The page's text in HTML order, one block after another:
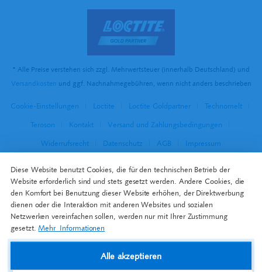
* Alle Preise verstehen sich zzgl. Mehrwertsteuer (innerhalb Deutschland) und
Versandkosten und ggf. Nachnahmegebühren, wenn nicht anders beschrieben
Cookie-Einstellungen Loctite Loctite Goldpartner
Technomelt
Teroson
Kontakt
Versand und Zahlungsbedingungen
Widerrufsrecht
Datenschutz AGB Impressum
Diese Website benutzt Cookies, die für den technischen Betrieb der
Website erforderlich sind und stets gesetzt werden. Andere Cookies, die
den Komfort bei Benutzung dieser Website erhöhen, der Direktwerbung
dienen oder die Interaktion mit anderen Websites und sozialen
Netzwerken vereinfachen sollen, werden nur mit Ihrer Zustimmung
gesetzt. Mehr Informationen
Alle akzeptieren